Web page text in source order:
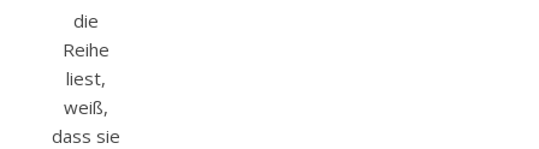
die
Reihe
liest,
weiß,
dass sie